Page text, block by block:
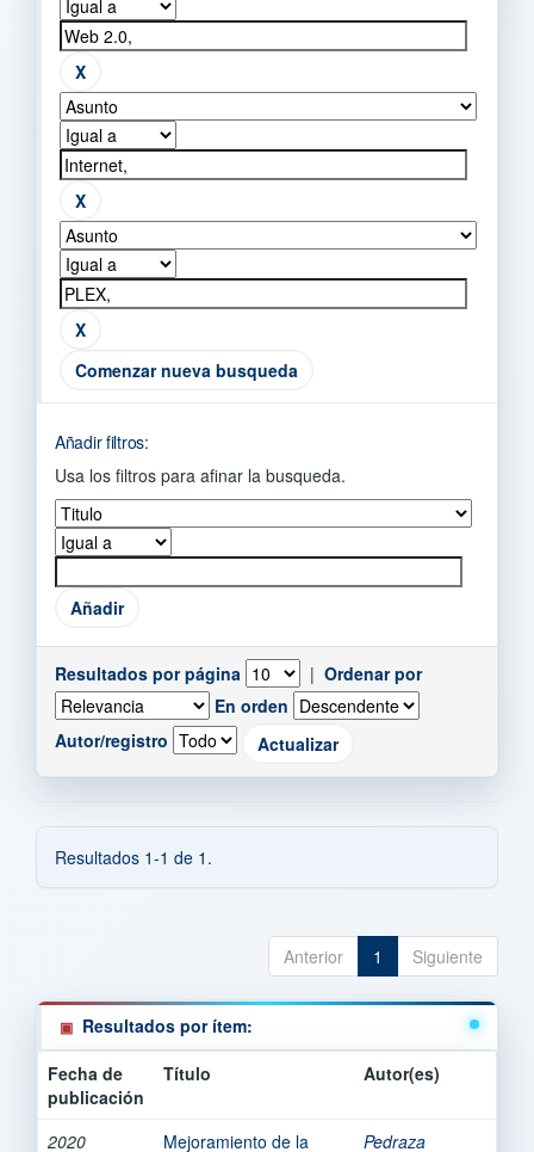
Comenzar nueva busqueda
Añadir filtros:
Usa los filtros para afinar la busqueda.
Resultados por página | Ordenar por
En orden
Autor/registro
Resultados 1-1 de 1.
Anterior 1 Siguiente
Resultados por ítem:
Fecha de
publicación
Título Autor(es)
2020
Mejoramiento de la
Pedraza